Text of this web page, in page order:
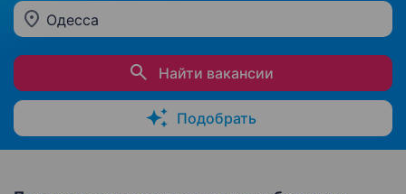
Одесса
Найти вакансии
Подобрать